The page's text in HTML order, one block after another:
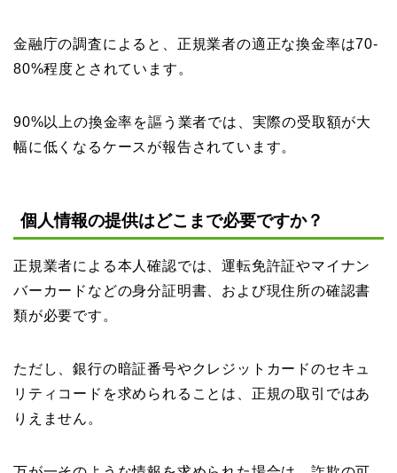
金融庁の調査によると、正規業者の適正な換金率は70-
80%程度とされています。
90%以上の換金率を謳う業者では、実際の受取額が大
幅に低くなるケースが報告されています。
個人情報の提供はどこまで必要ですか？
正規業者による本人確認では、運転免許証やマイナン
バーカードなどの身分証明書、および現住所の確認書
類が必要です。
ただし、銀行の暗証番号やクレジットカードのセキュ
リティコードを求められることは、正規の取引ではあ
りえません。